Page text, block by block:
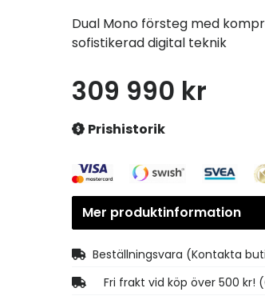
Dual Mono försteg med
sofistikerad digital teknik
309 990 kr
Prishistorik
Mer produktinformation
Beställningsvara (Kontakta
Fri frakt vid köp över 500 kr!